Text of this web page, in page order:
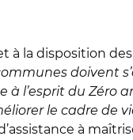
la disposition
doivent
à l’esprit du
le cadre de
à